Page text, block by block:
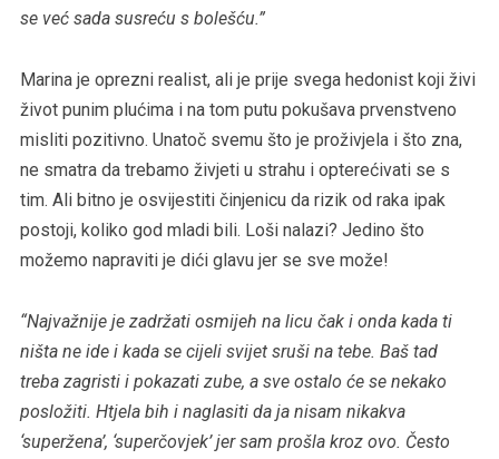
se već sada susreću s bolešću.”
Marina je oprezni realist, ali je prije svega hedonist koji živi
život punim plućima i na tom putu pokušava prvenstveno
misliti pozitivno. Unatoč svemu što je proživjela i što zna,
ne smatra da trebamo živjeti u strahu i opterećivati se s
tim. Ali bitno je osvijestiti činjenicu da rizik od raka ipak
postoji, koliko god mladi bili. Loši nalazi? Jedino što
možemo napraviti je dići glavu jer se sve može!
“Najvažnije je zadržati osmijeh na licu čak i onda kada ti
ništa ne ide i kada se cijeli svijet sruši na tebe. Baš tad
treba zagristi i pokazati zube, a sve ostalo će se nekako
posložiti. Htjela bih i naglasiti da ja nisam nikakva
‘superžena’, ‘superčovjek’ jer sam prošla kroz ovo. Često